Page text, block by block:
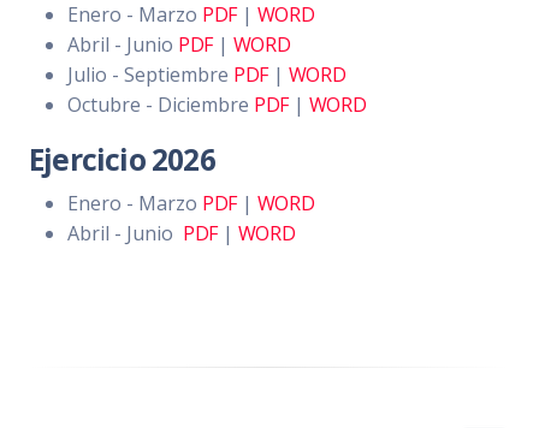
Enero - Marzo PDF| WORD
Abril - Junio PDF| WORD
Julio - Septiembre PDF| WORD
Octubre - Diciembre PDF| WORD
Ejercicio 2026
Enero - Marzo PDF| WORD
Abril - Junio PDF| WORD